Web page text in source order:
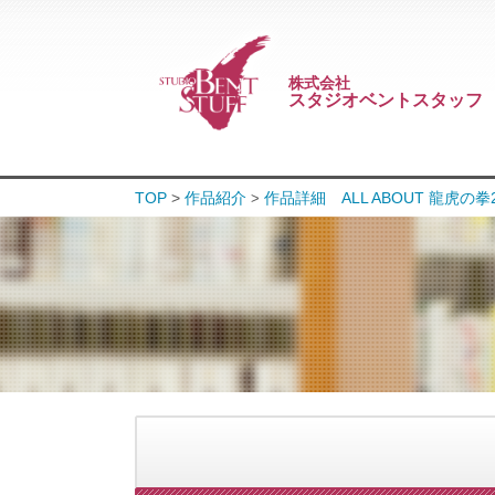
株式会社
スタジオベントスタッフ
TOP > 作品紹介 > 作品詳細 ALL ABOUT 龍虎の拳